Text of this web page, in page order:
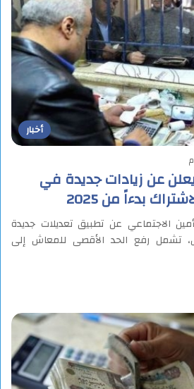
أخبار
يعلن عن زيادات جديدة في
بدءاً من 2025
الاجتماعي عن تطبيق تعديلات جديدة
تشمل رفع الحد الأقصى للمعاش إلى